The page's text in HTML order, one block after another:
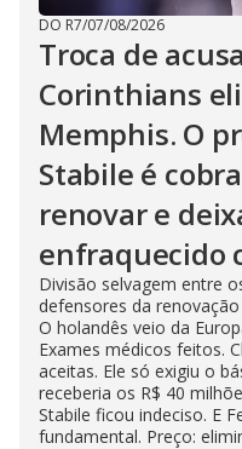
DO R7/07/08/2026
Troca de
Corinthians
Memphis. O
Stabile é
renovar e
enfraquecido
Divisão selvagem entre
defensores da
O holandês veio da
Exames médicos feitos.
aceitas. Ele só exigiu o
receberia os R$ 40
Stabile ficou indeciso. E
fundamental. Preço: